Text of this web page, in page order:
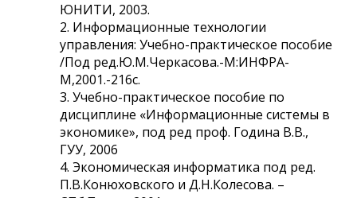
ЮНИТИ, 2003.
2. Информационные технологии
управления: Учебно-практическое пособие
/Под ред.Ю.М.Черкасова.-М:ИНФРА-
М,2001.-216с.
3. Учебно-практическое пособие по
дисциплине «Информационные системы в
экономике», под ред проф. Година В.В.,
ГУУ, 2006
4. Экономическая информатика под ред.
П.В.Конюховского и Д.Н.Колесова. –